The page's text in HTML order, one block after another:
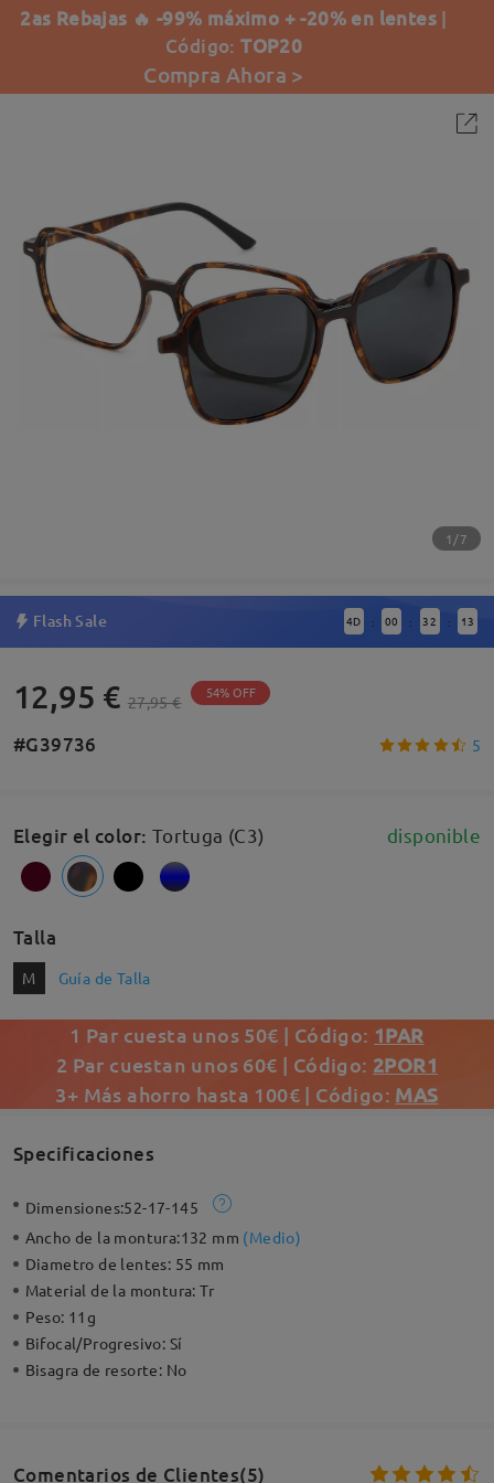
2as Rebajas 🔥 -99% máximo + -20% en lentes |
Código:TOP20
Compra Ahora >
1/7
Flash Sale 4D : 00 : 32 : 12
12,95 € 27,95 € 54% OFF
#G39736 5
Elegir el color: Tortuga (C3) disponible
Talla
M Guía de Talla
1 Par cuesta unos 50€ | Código: 1PAR
2 Par cuestan unos 60€ | Código: 2POR1
3+ Más ahorro hasta 100€ | Código: MAS
Specificaciones
Dimensiones:52-17-145
Ancho de la montura:132 mm (Medio)
Diametro de lentes: 55 mm
Material de la montura:Tr
Peso: 11g
Bifocal/Progresivo: Sí
Bisagra de resorte: No
Comentarios de Clientes(5)